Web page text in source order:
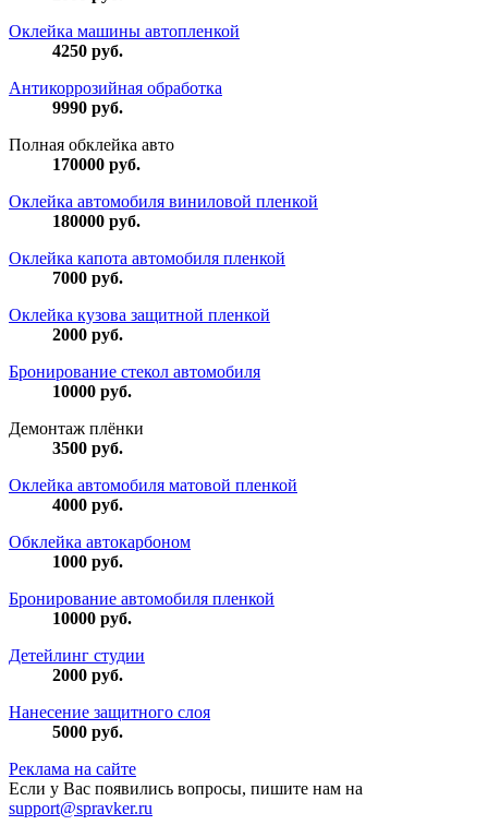
Оклейка машины автопленкой
4250 руб.
Антикоррозийная обработка
9990 руб.
Полная обклейка авто
170000 руб.
Оклейка автомобиля виниловой пленкой
180000 руб.
Оклейка капота автомобиля пленкой
7000 руб.
Оклейка кузова защитной пленкой
2000 руб.
Бронирование стекол автомобиля
10000 руб.
Демонтаж плёнки
3500 руб.
Оклейка автомобиля матовой пленкой
4000 руб.
Обклейка автокарбоном
1000 руб.
Бронирование автомобиля пленкой
10000 руб.
Детейлинг студии
2000 руб.
Нанесение защитного слоя
5000 руб.
Реклама на сайте
Если у Вас появились вопросы, пишите нам на
support@spravker.ru